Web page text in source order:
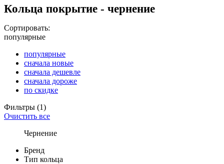
Кольца покрытие - чернение
Сортировать:
популярные
популярные
сначала новые
сначала дешевле
сначала дороже
по скидке
Фильтры (1)
Очистить все
Чернение
Бренд
Тип кольца